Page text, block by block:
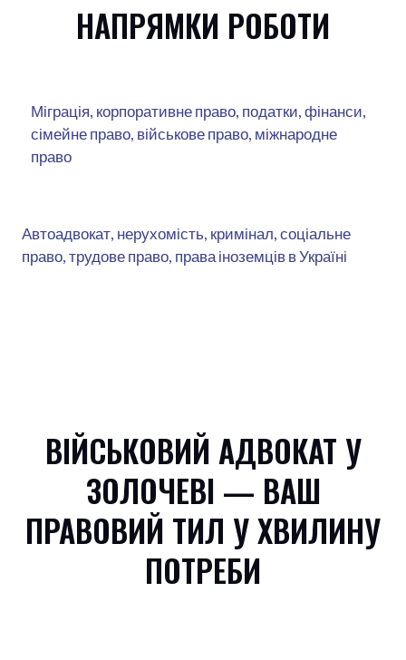
НАПРЯМКИ РОБОТИ
Міграція, корпоративне право, податки, фінанси,
сімейне право, військове право, міжнародне
право
Автоадвокат, нерухомість, кримінал, соціальне
право, трудове право, права іноземців в Україні
ВІЙСЬКОВИЙ АДВОКАТ У
ЗОЛОЧЕВІ — ВАШ
ПРАВОВИЙ ТИЛ У ХВИЛИНУ
ПОТРЕБИ